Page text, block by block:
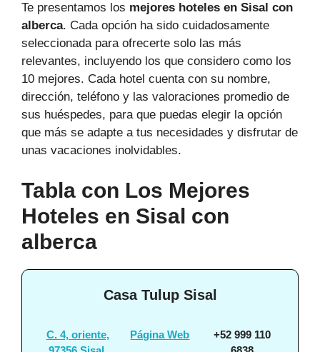
Te presentamos los mejores hoteles en Sisal con
alberca. Cada opción ha sido cuidadosamente
seleccionada para ofrecerte solo las más
relevantes, incluyendo los que considero como los
10 mejores. Cada hotel cuenta con su nombre,
dirección, teléfono y las valoraciones promedio de
sus huéspedes, para que puedas elegir la opción
que más se adapte a tus necesidades y disfrutar de
unas vacaciones inolvidables.
Tabla con Los Mejores
Hoteles en Sisal con
alberca
Casa Tulup Sisal
C. 4, oriente,
Página Web
+52 999 110